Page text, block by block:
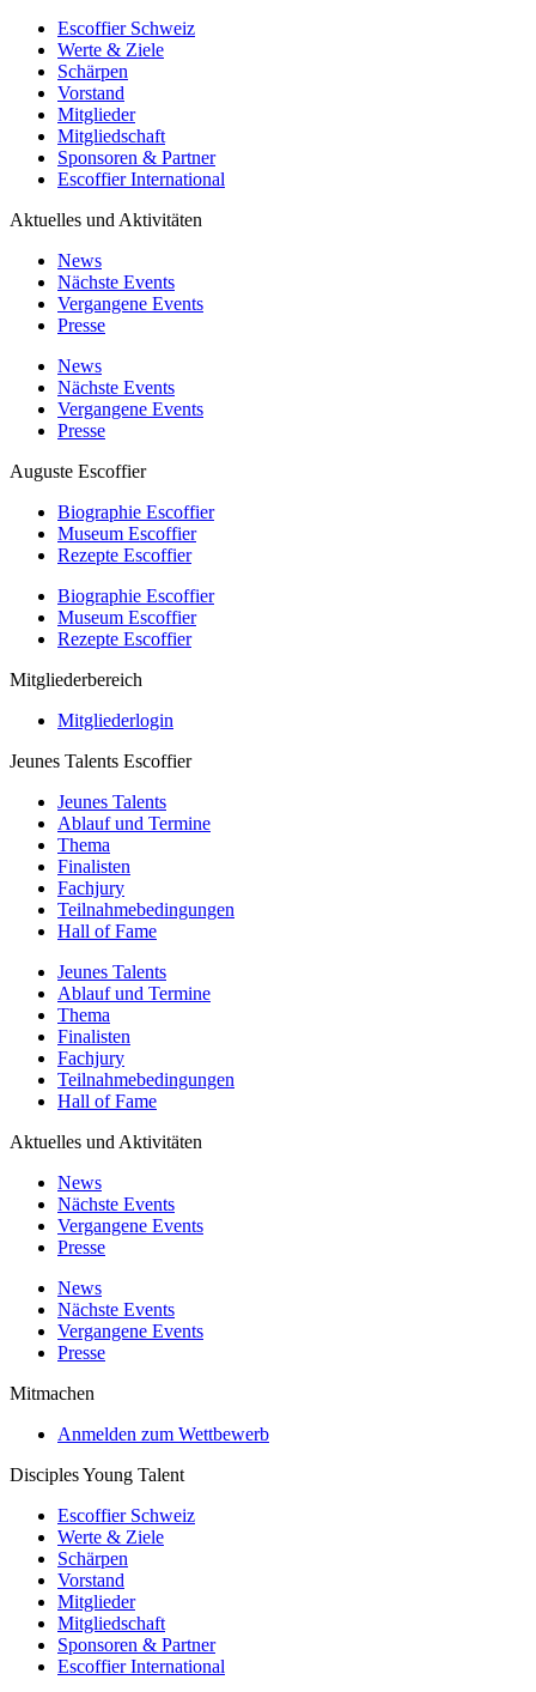
Escoffier Schweiz
Werte & Ziele
Schärpen
Vorstand
Mitglieder
Mitgliedschaft
Sponsoren & Partner
Escoffier International
Aktuelles und Aktivitäten
News
Nächste Events
Vergangene Events
Presse
News
Nächste Events
Vergangene Events
Presse
Auguste Escoffier
Biographie Escoffier
Museum Escoffier
Rezepte Escoffier
Biographie Escoffier
Museum Escoffier
Rezepte Escoffier
Mitgliederbereich
Mitgliederlogin
Jeunes Talents Escoffier
Jeunes Talents
Ablauf und Termine
Thema
Finalisten
Fachjury
Teilnahmebedingungen
Hall of Fame
Jeunes Talents
Ablauf und Termine
Thema
Finalisten
Fachjury
Teilnahmebedingungen
Hall of Fame
Aktuelles und Aktivitäten
News
Nächste Events
Vergangene Events
Presse
News
Nächste Events
Vergangene Events
Presse
Mitmachen
Anmelden zum Wettbewerb
Disciples Young Talent
Escoffier Schweiz
Werte & Ziele
Schärpen
Vorstand
Mitglieder
Mitgliedschaft
Sponsoren & Partner
Escoffier International